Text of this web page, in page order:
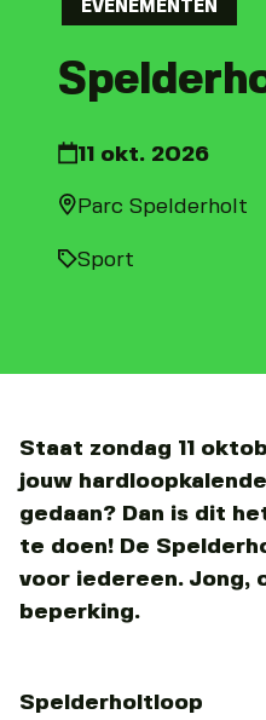
EVENEMENTEN
11 okt. 2026
Parc Spelderholt
Sport
Staat zondag 11
jouw
gedaan? Dan is dit
te doen! De
voor iedereen. Jong,
beperking.
Spelderholtloop